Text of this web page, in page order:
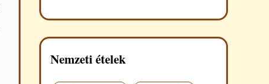
Nemzeti ételek